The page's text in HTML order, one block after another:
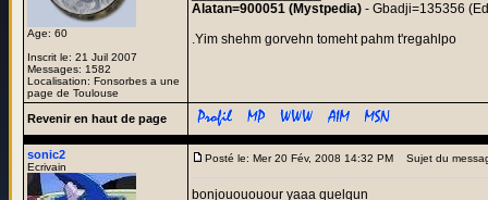
Age: 60
Inscrit le: 21 Juil 2007
Messages: 1582
Localisation: Fonsorbes a une
page de Toulouse
Alatan=900051 (Mystpedia) - Gbadji=135356
.Yim shehm gorvehn tomeht pahm t'regahlpo
Revenir en haut de page
sonic2
Ecrivain
Posté le: Mer 20 Fév, 2008 14:32 PM Sujet du
bonjouououour yaaa quelqun